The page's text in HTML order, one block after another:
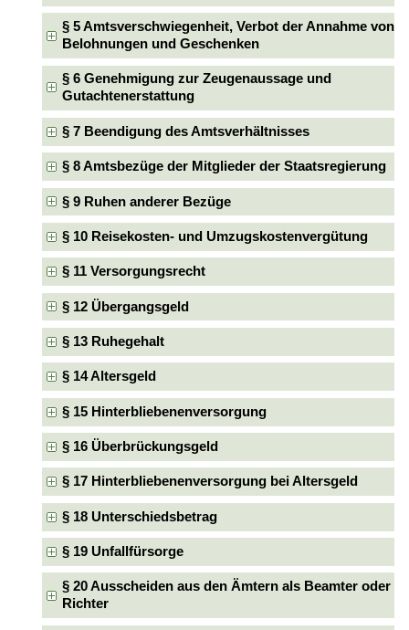
§ 5 Amtsverschwiegenheit, Verbot der Annahme von
Belohnungen und Geschenken
§ 6 Genehmigung zur Zeugenaussage und
Gutachtenerstattung
§ 7 Beendigung des Amtsverhältnisses
§ 8 Amtsbezüge der Mitglieder der Staatsregierung
§ 9 Ruhen anderer Bezüge
§ 10 Reisekosten- und Umzugskostenvergütung
§ 11 Versorgungsrecht
§ 12 Übergangsgeld
§ 13 Ruhegehalt
§ 14 Altersgeld
§ 15 Hinterbliebenenversorgung
§ 16 Überbrückungsgeld
§ 17 Hinterbliebenenversorgung bei Altersgeld
§ 18 Unterschiedsbetrag
§ 19 Unfallfürsorge
§ 20 Ausscheiden aus den Ämtern als Beamter oder
Richter